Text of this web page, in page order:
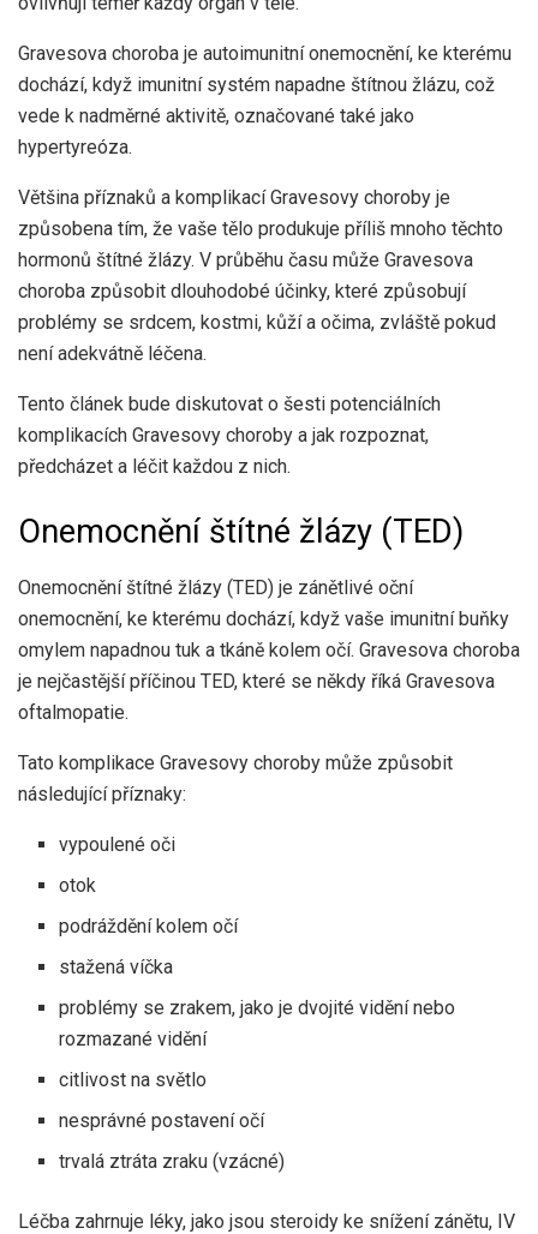
Gravesova choroba je autoimunitní onemocnění, ke kterému
dochází, když imunitní systém napadne štítnou žlázu, což
vede k nadměrné aktivitě, označované také jako
hypertyreóza.
Většina příznaků a komplikací Gravesovy choroby je
způsobena tím, že vaše tělo produkuje příliš mnoho těchto
hormonů štítné žlázy. V průběhu času může Gravesova
choroba způsobit dlouhodobé účinky, které způsobují
problémy se srdcem, kostmi, kůží a očima, zvláště pokud
není adekvátně léčena.
Tento článek bude diskutovat o šesti potenciálních
komplikacích Gravesovy choroby a jak rozpoznat,
předcházet a léčit každou z nich.
Onemocnění štítné žlázy (TED)
Onemocnění štítné žlázy (TED) je zánětlivé oční
onemocnění, ke kterému dochází, když vaše imunitní buňky
omylem napadnou tuk a tkáně kolem očí. Gravesova choroba
je nejčastější příčinou TED, které se někdy říká Gravesova
oftalmopatie.
Tato komplikace Gravesovy choroby může způsobit
následující příznaky:
vypoulené oči
otok
podráždění kolem očí
stažená víčka
problémy se zrakem, jako je dvojité vidění nebo
rozmazané vidění
citlivost na světlo
nesprávné postavení očí
trvalá ztráta zraku (vzácné)
Léčba zahrnuje léky, jako jsou steroidy ke snížení zánětu, IV